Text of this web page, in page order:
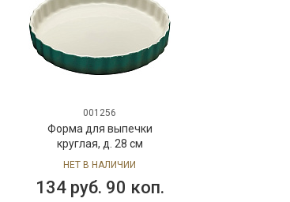
001256
Форма для выпечки
круглая, д. 28 см
НЕТ В НАЛИЧИИ
134 руб. 90 коп.